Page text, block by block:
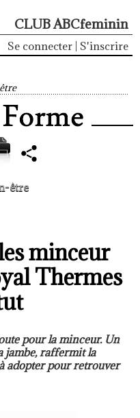
CLUB ABCfeminin
Se connecter S'inscrire
être
minceur
Thermes
pour la minceur. Un
jambe, raffermit la
adopter pour retrouver